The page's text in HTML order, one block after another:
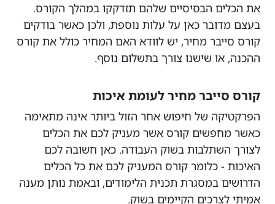
את הכלים הבסיסיים שלהם תזדקקו במהלך הקורס.
בעצם מדובר כאן על עלות נוספת, ולכן כאשר בודקים
קורס סייבר מחיר, יש לוודא האם המחיר כולל את קורס
ההכנה, או שישנו צורך בתשלום נוסף.
קורס סייבר מחיר לעומת איכות
הפרקטיקה של חיפוש אחר הזול ביותר אינה מתאימה
כאשר מחפשים קורס אשר מעניק לכם את הכלים
לצורך השתלבות בשוק העבודה. כאן חשובה לכם
האיכות - כלומר קורס המעניק לכם את כל הכלים
הדרושים במסגרת תכנית הלימודים, ובאמת נותן מענה
אמיתי לצרכים הקיימים בשוק.